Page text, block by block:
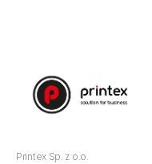
Printex Sp. z o.o.